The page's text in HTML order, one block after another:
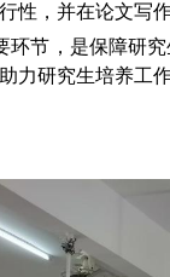
性，并在论文写
环节，是保障研
力研究生培养工